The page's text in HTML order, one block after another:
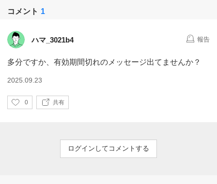
コメント 1
ハマ_3021b4 報告
多分ですか、有効期間切れのメッセージ出てませんか？
2025.09.23
い
0 共有
ログインしてコメントする